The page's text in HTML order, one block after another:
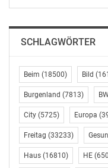
Basteln, Spielen und
„Im Pilothotel
die Kinder unser
haben und mit
Aktivitäten dabei
Universal Beach
dass Kinder im
SCHLAGWÖRTER
Beim (18500) Bild
Burgenland (7813)
City (5725) Europa
Freitag (33233)
Haus (16810) HE